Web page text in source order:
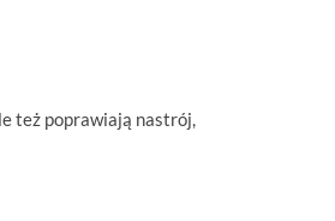
też poprawiają nastrój,